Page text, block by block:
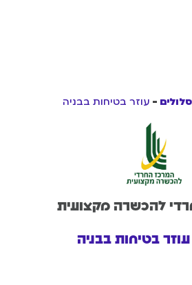
עוזר בטיחות בבניה
להכשרה מקצועית
עוזר בטיחות בבניה